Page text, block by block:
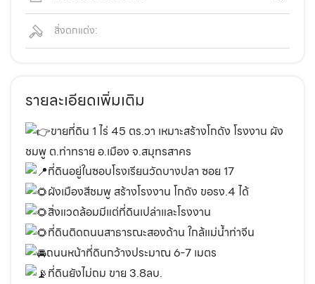
สิ่งตกแต่ง:
รายละเอียดเพิ่มเติม
ขายที่ดิน 1 ไร่ 45 ตร.วา เหมาะสร้างโกดัง โรงงาน ผัง
ชมพู ต.ท่าทราย อ.เมือง จ.สมุทรสาคร
ที่ดินอยู่ในซอบโรงเรียนวัดบางปลา ซอย 17
ผังเมืองสีชมพู สร้างโรงงาน โกดัง ขอรง.4 ได้
สิ่งแวดล้อมมีแต่ที่ดินเปล่าและโรงงาน
ที่ดินติดถนนสาธารณะสองด้าน ใกล้แม่น้ำท่าจีน
ถนนหน้าที่ดินกว้างประมาณ 6-7 เมตร
ที่ดินยังไม่ถม ขาย 3.8ลบ.